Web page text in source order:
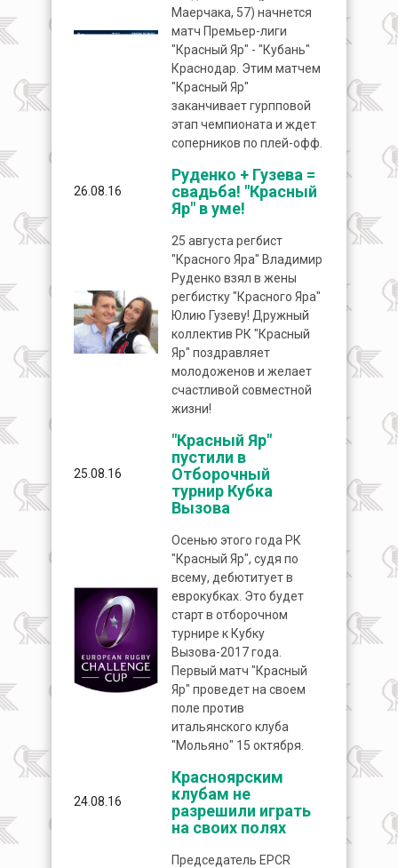
Маерчака, 57) начнется
матч Премьер-лиги
"Красный Яр" - "Кубань"
Краснодар. Этим матчем
"Красный Яр"
заканчивает гурпповой
этап чемпионата и ждет
соперников по плей-офф.
26.08.16
Руденко + Гузева =
свадьба! "Красный
Яр" в уме!
25 августа регбист
"Красного Яра" Владимир
Руденко взял в жены
регбистку "Красного Яра"
Юлию Гузеву! Дружный
коллектив РК "Красный
Яр" поздравляет
молодоженов и желает
счастливой совместной
жизни!
25.08.16
"Красный Яр"
пустили в
Отборочный
турнир Кубка
Вызова
Осенью этого года РК
"Красный Яр", судя по
всему, дебютитует в
еврокубках. Это будет
старт в отборочном
турнире к Кубку
Вызова-2017 года.
Первый матч "Красный
Яр" проведет на своем
поле против
итальянского клуба
"Мольяно" 15 октября.
24.08.16
Красноярским
клубам не
разрешили играть
на своих полях
Председатель EPCR